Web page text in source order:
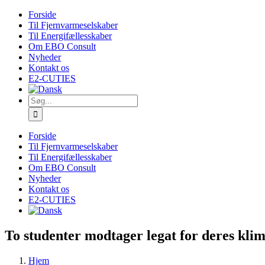
Skip
content
Forside
Til Fjernvarmeselskaber
Til Energifællesskaber
Om EBO Consult
Nyheder
Kontakt os
E2-CUTIES
Søg
efter:
Forside
Til Fjernvarmeselskaber
Til Energifællesskaber
Om EBO Consult
Nyheder
Kontakt os
E2-CUTIES
To studenter modtager legat for deres
Hjem